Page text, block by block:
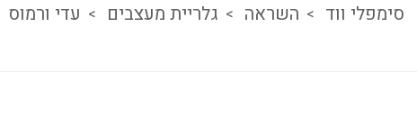
סימפלי ווד השראה גלריית מעצבים עדי ורמוס